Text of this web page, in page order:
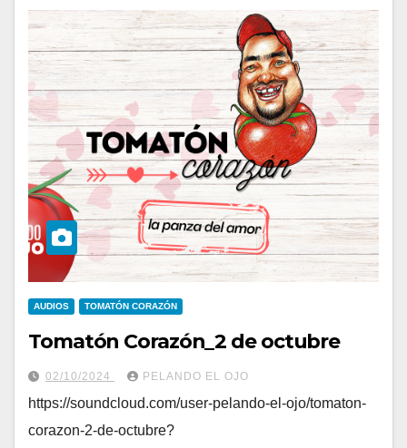
AUDIOS TOMATÓN CORAZÓN
Tomatón Corazón_2 de octubre
02/10/2024 PELANDO EL OJO
https://soundcloud.com/user-pelando-el-ojo/tomaton-
corazon-2-de-octubre?